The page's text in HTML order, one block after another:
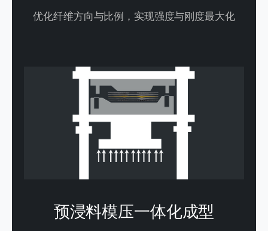
优化纤维方向与比例，实现强度与刚度最大化
预浸料模压一体化成型